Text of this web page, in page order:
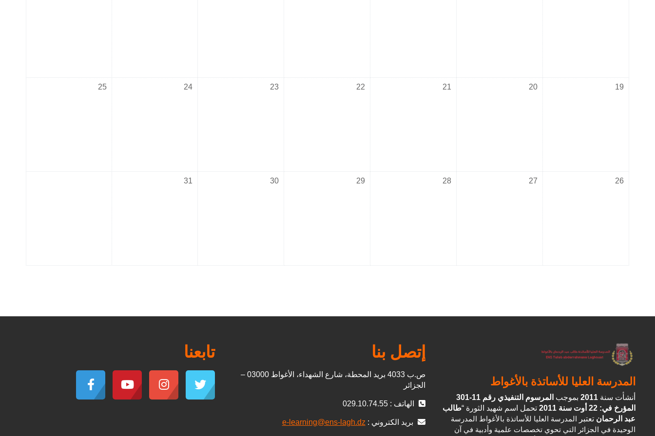
لا أحداث، الأحد, 19 يوليو
19 لا أحداث، الاثنين, 20 يوليو
20 لا أحداث، الثلاثاء, 21 يوليو
21 لا أحداث، الأربعاء, 22 يوليو
22 لا أحداث، الخميس, 23 يوليو
23 لا أحداث، الجمعة, 24 يوليو
24 لا أحداث، السبت, 25 يوليو
25
لا أحداث، الأحد, 26 يوليو
26 لا أحداث، الاثنين, 27 يوليو
27 لا أحداث، الثلاثاء, 28 يوليو
28 لا أحداث، الأربعاء, 29 يوليو
29 لا أحداث، الخميس, 30 يوليو
30 لا أحداث، الجمعة, 31 يوليو
31
المدرسة العليا للأساتذة بالأغواط
أنشأت سنة 2011 بموجب
المرسوم التنفيذي رقم 11-301
المؤرخ في: 22 أوت سنة 2011
تحمل اسم شهيد الثورة “طالب
عبد الرحمان تعتبر المدرسة العليا للأساتذة بالأغواط المدرسة
الوحيدة في الجزائر التي تحوي تخصصات علمية وأدبية في آن
إتصل بنا
ص.ب 4033 بريد المحطة، شارع الشهداء، الأغواط 03000 –
الجزائر
الهاتف : 029.10.74.55
بريد الكتروني : e-learning@ens-lagh.dz
تابعنا